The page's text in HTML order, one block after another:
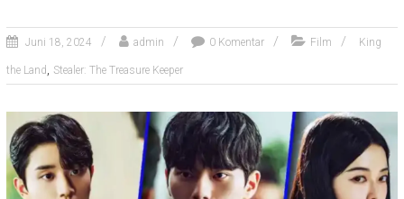
Juni 18, 2024 admin 0 Komentar Film King
the Land , Stealer: The Treasure Keeper